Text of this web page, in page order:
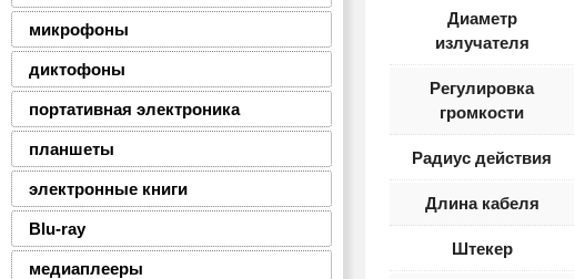
микрофоны
диктофоны
портативная электроника
планшеты
электронные книги
Blu-ray
медиаплееры
Диаметр
излучателя
Регулировка
громкости
Радиус действия
Длина кабеля
Штекер